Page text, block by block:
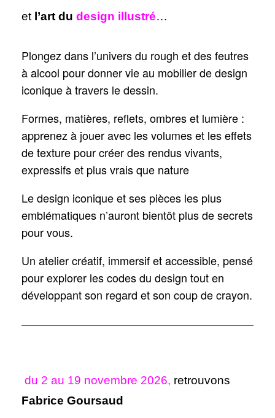
et l’art du design illustré…
Plongez dans l’univers du rough et des feutres
à alcool pour donner vie au mobilier de design
iconique à travers le dessin.
Formes, matières, reflets, ombres et lumière :
apprenez à jouer avec les volumes et les effets
de texture pour créer des rendus vivants,
expressifs et plus vrais que nature
Le design iconique et ses pièces les plus
emblématiques n’auront bientôt plus de secrets
pour vous.
Un atelier créatif, immersif et accessible, pensé
pour explorer les codes du design tout en
développant son regard et son coup de crayon.
du 2 au 19 novembre 2026, retrouvons
Fabrice Goursaud